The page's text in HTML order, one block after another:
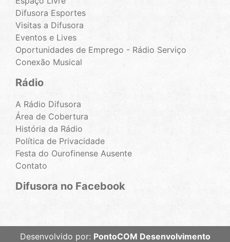
Difusora Esportes
Visitas a Difusora
Eventos e Lives
Oportunidades de Emprego - Rádio Serviço
Conexão Musical
Rádio
A Rádio Difusora
Área de Cobertura
História da Rádio
Política de Privacidade
Festa do Ourofinense Ausente
Contato
Difusora no Facebook
Desenvolvido por: PontoCOM Desenvolvimento